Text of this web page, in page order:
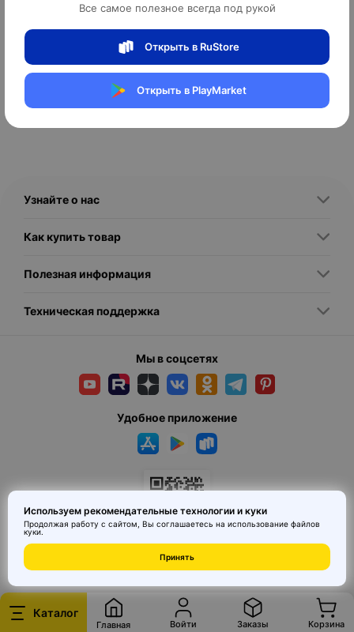
Все самое полезное всегда под рукой
Открыть в RuStore
Открыть в PlayMarket
Каталог
Главная Войти Заказы Корзина
12
Узнайте о нас
Как купить товар
Полезная информация
Техническая поддержка
Мы в соцсетях
© 2026 MAI HE MAI. Маркетплейс дизайнерских товаров со всего
Китая по ценам заводов. Все права защищены.
Удобное приложение
Используем рекомендательные технологии и куки
Продолжая работу с сайтом, Вы соглашаетесь на использование файлов
куки.
Принять